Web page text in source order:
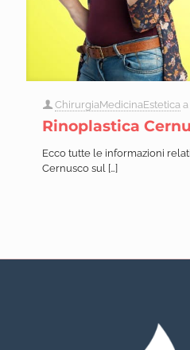
ChirurgiaMedicinaEstetica a
Rinoplastica
Ecco tutte le informazioni
Cernusco sul
[…]